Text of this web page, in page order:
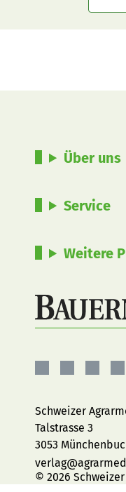
Über uns
Service
Weitere
Facebook
Instagram
Schweizer
Talstrasse 3
3053
© 2026